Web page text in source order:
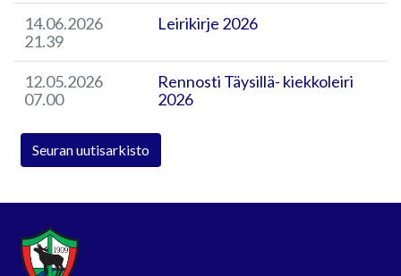
14.06.2026
21.39
Leirikirje 2026
12.05.2026
07.00
Rennosti Täysillä- kiekkoleiri
2026
Seuran uutisarkisto